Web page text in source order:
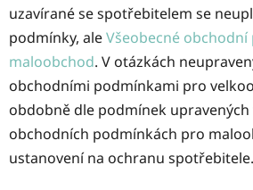
uzavírané se spotřebitelem se
podmínky, aleVšeobecné
maloobchod. V otázkách
obchodními podmínkami pro
obdobně dle podmínek upravených
obchodních podmínkách pro
ustanovení na ochranu spotřebitele.